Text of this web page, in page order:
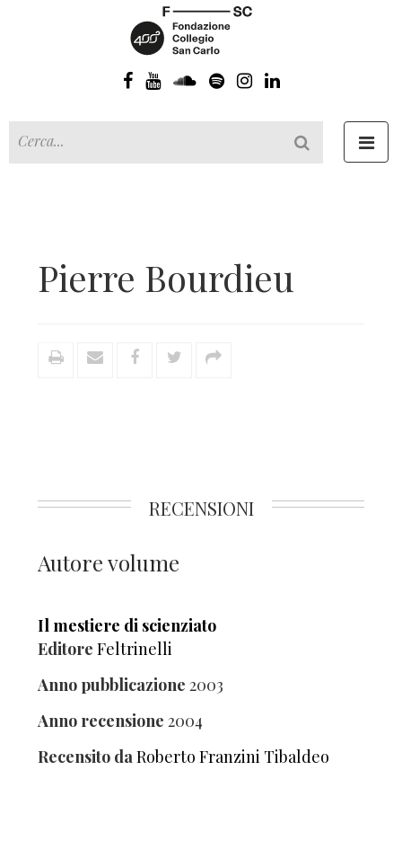
Pierre Bourdieu
RECENSIONI
Autore volume
Il mestiere di scienziato
Editore Feltrinelli
Anno pubblicazione 2003
Anno recensione 2004
Recensito daRoberto Franzini Tibaldeo